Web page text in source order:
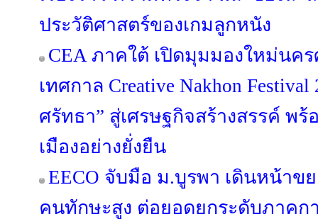
ประวัติศาสตร์ของเกมลูกหนัง
CEA ภาคใต้ เปิดมุมมองใหม่นค
เทศกาล Creative Nakhon
ศรัทธา” สู่เศรษฐกิจสร้างสรรค์ พ
เมืองอย่างยั่งยืน
EECO จับมือ ม.บูรพา เดินหน้า
คนทักษะสูง ต่อยอดยกระดับภาคก